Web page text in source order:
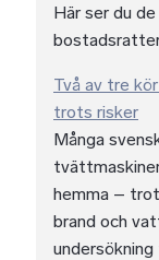
Här ser du
Två av tre
trots risker
Många
hemma –
brand och
undersökning